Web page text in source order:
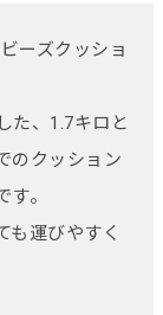
ーズクッショ
た、1.7キロと
のクッション
。
も運びやすく